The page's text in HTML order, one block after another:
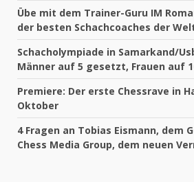
Übe mit dem Trainer-Guru IM
der besten Schachcoaches der
Schacholympiade in Samarkand/
Männer auf 5 gesetzt, Frauen auf
Premiere: Der erste Chessrave in
Oktober
4 Fragen an Tobias Eismann, dem
Chess Media Group, dem neuen